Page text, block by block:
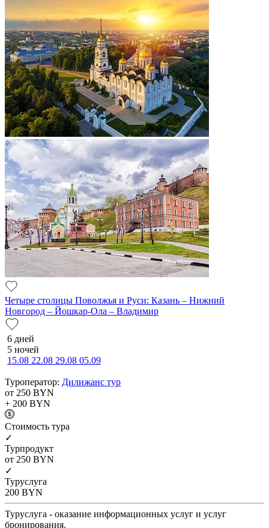
Четыре столицы Поволжья и Руси: Казань – Нижний
Новгород – Йошкар-Ола – Владимир
6 дней
5 ночей
15.08 22.08 29.08 05.09
Туроператор: Дилижанс тур
от 250 BYN
+ 200 BYN
Cтоимость тура
✓
Турпродукт
от 250 BYN
✓
Туруслуга
200 BYN
Туруслуга - оказание информационных услуг и услуг
бронирования.